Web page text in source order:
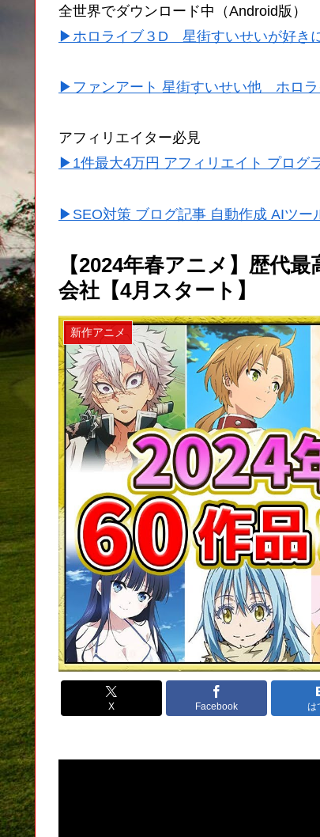
全世界でダウンロード中（Android版）
▶ホロライブ３D 星街すいせいが好き
▶ファンアート 星街すいせい他 ホロラ
アフィリエイター必見
▶1件最大4万円 アフィリエイト プログ
▶SEO対策 ブログ記事 自動作成 AIツー
【2024年春アニメ】歴代
会社【4月スタート】
新作アニメ
X Facebook は